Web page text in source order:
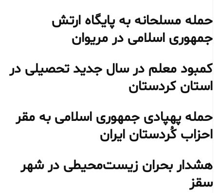
حمله مسلحانه به پایگاه ارتش
جمهوری اسلامی در مریوان
کمبود معلم در سال جدید تحصیلی در
استان کردستان
حمله پهپادی جمهوری اسلامی به مقر
احزاب کُردستان ایران
هشدار بحران زیست‌محیطی در شهر
سقز